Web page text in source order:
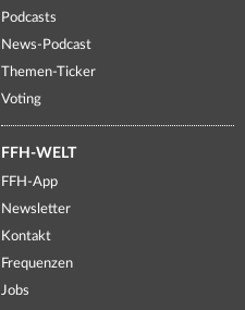
Podcasts
News-Podcast
Themen-Ticker
Voting
FFH-WELT
FFH-App
Newsletter
Kontakt
Frequenzen
Jobs